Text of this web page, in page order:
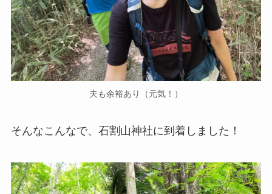
夫も余裕あり（元気！）
そんなこんなで、石割山神社に到着しました！